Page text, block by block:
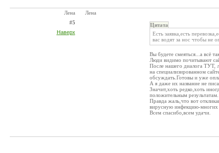
Лена
#5
Наверх
Лена
Цитата
Есть заявка,есть
вас водят за нос чтобы не
Вы будете смеяться...а всё
Люди видимо почитывают
После нашего диалога ТУТ,
на специализированном
обсуждать.Готовы и уже
А я даже их название не
Значит,хоть редко,хоть
положительным результатам.
Правда жаль,что вот
вирусную инфекцию-многих
Всем спасибо,всем удачи.